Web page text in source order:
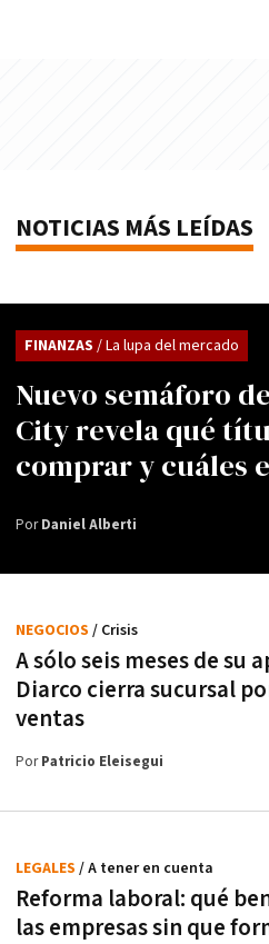
NOTICIAS MÁS LEÍDAS
Nuevo semáforo
City revela qué
comprar y cuáles
FINANZAS / La lupa del mercado
PorDaniel Alberti
A sólo seis meses de su
Diarco cierra sucursal
ventas
NEGOCIOS / Crisis
PorPatricio Eleisegui
Reforma laboral: qué
las empresas sin que
LEGALES / A tener en cuenta